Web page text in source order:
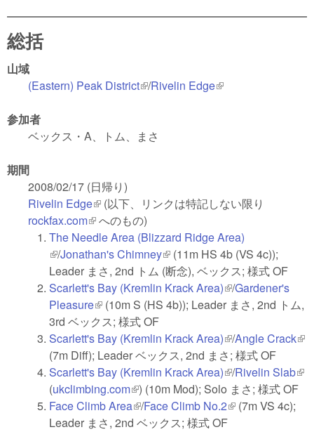
総括
山域
(Eastern) Peak District(link is external)
/Rivelin Edge(link is external)
参加者
ベックス・A、トム、まさ
期間
2008/02/17 (日帰り)
Rivelin Edge(link is external)
(以下、リンクは特記しない限り
rockfax.com(link is external)
へのもの)
The Needle Area (Blizzard Ridge Area)
(link is external)
/Jonathan's Chimney(link is external)
(11m HS 4b (VS 4c));
Leader まさ, 2nd トム (断念), ベックス; 様式 OF
Scarlett's Bay (Kremlin Krack Area)(link is external)
/Gardener's
Pleasure(link is external)
(10m S (HS 4b)); Leader まさ, 2nd トム,
3rd ベックス; 様式 OF
Scarlett's Bay (Kremlin Krack Area)(link is external)
/Angle Crack
(7m Diff); Leader ベックス, 2nd まさ; 様式 OF
Scarlett's Bay (Kremlin Krack Area)(link is external)
/Rivelin Slab
(ukclimbing.com(link is external)
) (10m Mod); Solo まさ; 様式 OF
Face Climb Area(link is external)
/Face Climb No.2(link is external)
(7m VS 4c);
Leader まさ, 2nd ベックス; 様式 OF